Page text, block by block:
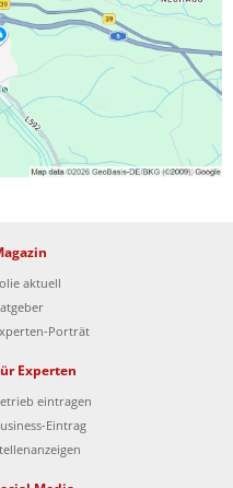
dabei?
aktuell
Porträt
Experten
eintragen
Eintrag